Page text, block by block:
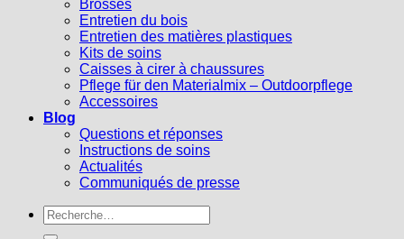
Brosses
Entretien du bois
Entretien des matières plastiques
Kits de soins
Caisses à cirer à chaussures
Pflege für den Materialmix – Outdoorpflege
Accessoires
Blog
Questions et réponses
Instructions de soins
Actualités
Communiqués de presse
Recherche
pour :